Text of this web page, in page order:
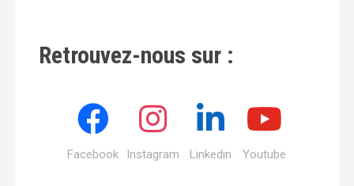
Retrouvez-nous sur :
Facebook Instagram Linkedin Youtube